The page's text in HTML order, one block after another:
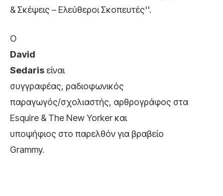
& Σκέψεις – Ελεύθεροι Σκοπευτές''.
Ο
David
Sedaris είναι
συγγραφέας, ραδιοφωνικός
παραγωγός/σχολιαστής, αρθρογράφος στα
Esquire & The New Yorker και
υποψήφιος στο παρελθόν για βραβείο
Grammy.